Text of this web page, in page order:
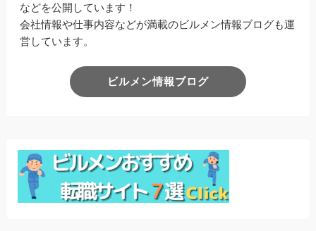
などを公開しています！
会社情報や仕事内容などが満載のビルメン情報ブログも運
営しています。
ビルメン情報ブログ